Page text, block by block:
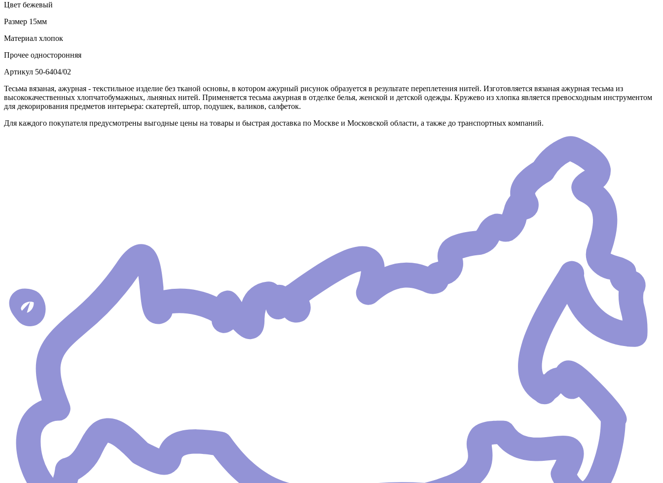
Цвет бежевый
Размер 15мм
Материал хлопок
Прочее односторонняя
Артикул 50-6404/02
Тесьма вязаная, ажурная - текстильное изделие без тканой основы, в котором ажурный рисунок образуется в результате переплетения нитей. Изготовляется вязаная ажурная тесьма из
высококачественных хлопчатобумажных, льняных нитей. Применяется тесьма ажурная в отделке белья, женской и детской одежды. Кружево из хлопка является превосходным инструментом
для декорирования предметов интерьера: скатертей, штор, подушек, валиков, салфеток.
Для каждого покупателя предусмотрены выгодные цены на товары и быстрая доставка по Москве и Московской области, а также до транспортных компаний.